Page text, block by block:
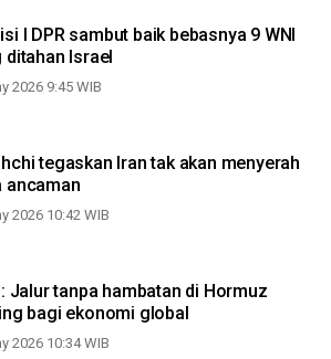
I DPR sambut baik bebasnya 9 WNI
ditahan Israel
2026 9:45 WIB
tegaskan Iran tak akan menyerah
ancaman
2026 10:42 WIB
Jalur tanpa hambatan di Hormuz
bagi ekonomi global
2026 10:34 WIB